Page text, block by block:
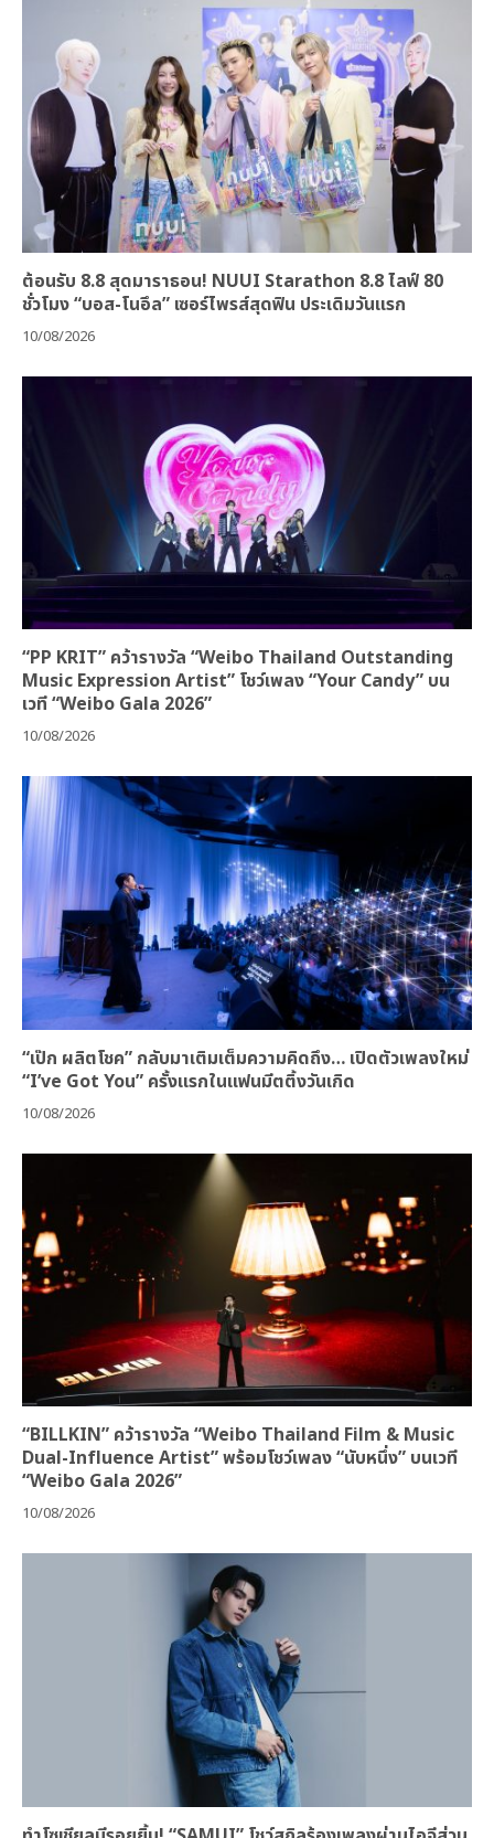
ต้อนรับ 8.8 สุดมาราธอน! NUUI Starathon 8.8 ไลฟ์ 80
ชั่วโมง “บอส-โนอึล” เซอร์ไพรส์สุดฟิน ประเดิมวันแรก
10/08/2026
“PP KRIT” คว้ารางวัล “Weibo Thailand Outstanding
Music Expression Artist” โชว์เพลง “Your Candy” บน
เวที “Weibo Gala 2026”
10/08/2026
“เป๊ก ผลิตโชค” กลับมาเติมเต็มความคิดถึง… เปิดตัวเพลงใหม่
“I’ve Got You” ครั้งแรกในแฟนมีตติ้งวันเกิด
10/08/2026
“BILLKIN” คว้ารางวัล “Weibo Thailand Film & Music
Dual-Influence Artist” พร้อมโชว์เพลง “นับหนึ่ง” บนเวที
“Weibo Gala 2026”
10/08/2026